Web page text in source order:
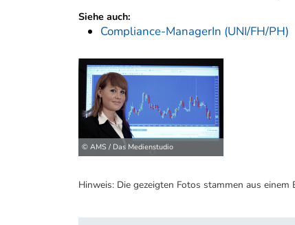
Siehe auch:
Compliance-ManagerIn (UNI/FH/PH)
© AMS / Das Medienstudio
Hinweis: Die gezeigten Fotos stammen aus